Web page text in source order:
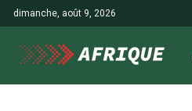
dimanche, août 9, 2026